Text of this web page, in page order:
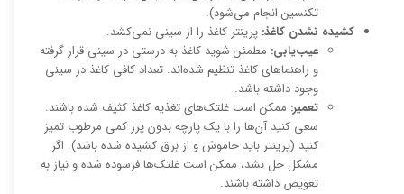
تکنسین انجام می‌شود).
کشیده نشدن کاغذ: پرینتر کاغذ را از سینی نمی‌کشد.
عیب‌یابی: مطمئن شوید کاغذ به درستی در سینی قرار گرفته
و راهنماهای کاغذ تنظیم شده‌اند. تعداد کافی کاغذ در سینی
وجود داشته باشد.
تعمیر: ممکن است غلتک‌های تغذیه کاغذ کثیف شده باشند.
سعی کنید آن‌ها را با یک پارچه بدون پرز کمی مرطوب تمیز
کنید (پرینتر باید خاموش و از برق کشیده شده باشد). اگر
مشکل حل نشد، ممکن است غلتک‌ها فرسوده شده و نیاز به
تعویض داشته باشند.